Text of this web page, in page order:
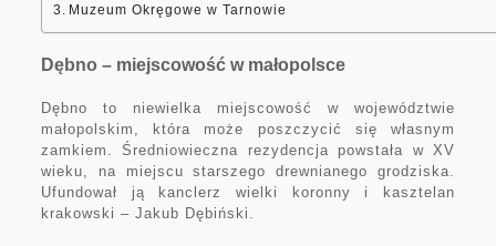
Muzeum Okręgowe w Tarnowie
Dębno – miejscowość w małopolsce
Dębno to niewielka miejscowość w województwie
małopolskim, która może poszczycić się własnym
zamkiem. Średniowieczna rezydencja powstała w XV
wieku, na miejscu starszego drewnianego grodziska.
Ufundował ją kanclerz wielki koronny i kasztelan
krakowski – Jakub Dębiński.